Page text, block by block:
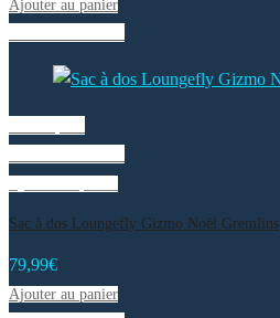
Ajouter au panier
Sac à dos Loungefly Gizmo Noël Gremlins
79,99€
Ajouter au panier